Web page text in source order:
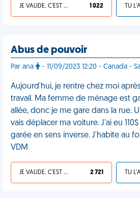
JE VALIDE, C'EST UNE VDM 1 022
Abus de pouvoir
Par ana - 11/09/2023 12:20 - Canada -
Aujourd'hui, je rentre chez moi
travail. Ma femme de ménage est
allée, donc je me gare dans la rue.
vais déplacer ma voiture. J'ai eu
garée en sens inverse. J'habite au
VDM
JE VALIDE, C'EST UNE VDM 2 721